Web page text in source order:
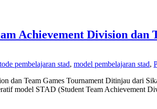
Achievement Division dan
pembelajaran stad, model pembelajaran stad,
dan Team Games Tournament Ditinjau dari
model STAD (Student Team Achievement